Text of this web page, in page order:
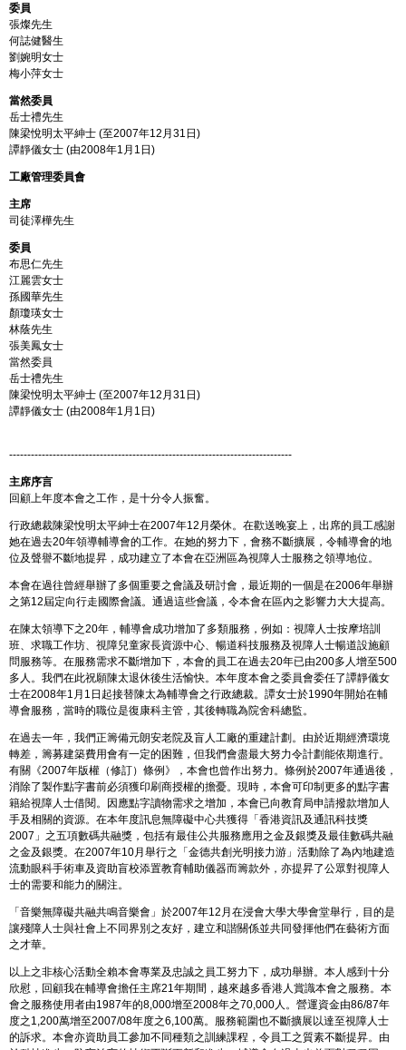
委員
張燦先生
何誌健醫生
劉婉明女士
梅小萍女士
當然委員
岳士禮先生
陳梁悅明太平紳士 (至2007年12月31日)
譚靜儀女士 (由2008年1月1日)
工廠管理委員會
主席
司徒澤樺先生
委員
布思仁先生
江麗雲女士
孫國華先生
顏瓊瑛女士
林蔭先生
張美鳳女士
當然委員
岳士禮先生
陳梁悅明太平紳士 (至2007年12月31日)
譚靜儀女士 (由2008年1月1日)
------------------------------------------------------------------------------
主席序言
回顧上年度本會之工作，是十分令人振奮。
行政總裁陳梁悅明太平紳士在2007年12月榮休。在歡送晚宴上，出席的員工感謝
她在過去20年領導輔導會的工作。在她的努力下，會務不斷擴展，令輔導會的地
位及聲譽不斷地提昇，成功建立了本會在亞洲區為視障人士服務之領導地位。
本會在過往曾經舉辦了多個重要之會議及研討會，最近期的一個是在2006年舉辦
之第12屆定向行走國際會議。通過這些會議，令本會在區內之影響力大大提高。
在陳太領導下之20年，輔導會成功增加了多類服務，例如：視障人士按摩培訓
班、求職工作坊、視障兒童家長資源中心、暢道科技服務及視障人士暢道設施顧
問服務等。在服務需求不斷增加下，本會的員工在過去20年已由200多人增至500
多人。我們在此祝願陳太退休後生活愉快。本年度本會之委員會委任了譚靜儀女
士在2008年1月1日起接替陳太為輔導會之行政總裁。譚女士於1990年開始在輔
導會服務，當時的職位是復康科主管，其後轉職為院舍科總監。
在過去一年，我們正籌備元朗安老院及盲人工廠的重建計劃。由於近期經濟環境
轉差，籌募建築費用會有一定的困難，但我們會盡最大努力令計劃能依期進行。
有關《2007年版權（修訂）條例》，本會也曾作出努力。條例於2007年通過後，
消除了製作點字書前必須獲印刷商授權的擔憂。現時，本會可印制更多的點字書
籍給視障人士借閱。因應點字讀物需求之增加，本會已向教育局申請撥款增加人
手及相關的資源。在本年度訊息無障礙中心共獲得「香港資訊及通訊科技獎
2007」之五項數碼共融獎，包括有最佳公共服務應用之金及銀獎及最佳數碼共融
之金及銀獎。在2007年10月舉行之「金德共創光明接力游」活動除了為內地建造
流動眼科手術車及資助盲校添置教育輔助儀器而籌款外，亦提昇了公眾對視障人
士的需要和能力的關注。
「音樂無障礙共融共鳴音樂會」於2007年12月在浸會大學大學會堂舉行，目的是
讓殘障人士與社會上不同界別之友好，建立和諧關係並共同發揮他們在藝術方面
之才華。
以上之非核心活動全賴本會專業及忠誠之員工努力下，成功舉辦。本人感到十分
欣慰，回顧我在輔導會擔任主席21年期間，越來越多香港人賞識本會之服務。本
會之服務使用者由1987年的8,000增至2008年之70,000人。營運資金由86/87年
度之1,200萬增至2007/08年度之6,100萬。服務範圍也不斷擴展以達至視障人士
的訴求。本會亦資助員工參加不同種類之訓練課程，令員工之質素不斷提昇。由